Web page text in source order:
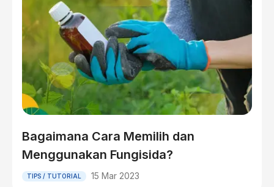
Bagaimana Cara Memilih dan
Menggunakan Fungisida?
TIPS / TUTORIAL 15 Mar 2023